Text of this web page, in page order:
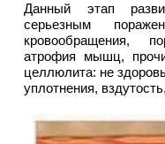
Данный этап
серьезным
кровообращения,
атрофия мышц,
целлюлита: не
уплотнения,